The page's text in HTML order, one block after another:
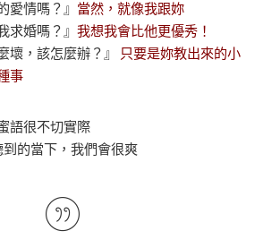
愛情嗎？』 當然，就像我跟妳
求婚嗎？』 我想我會比他更優秀！
壞，該怎麼辦？』
只要是妳教出來的小
事
語很不切實際
的當下，我們會很爽